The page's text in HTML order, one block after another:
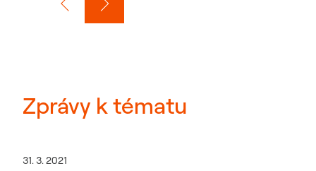
Zprávy k tématu
31. 3. 2021